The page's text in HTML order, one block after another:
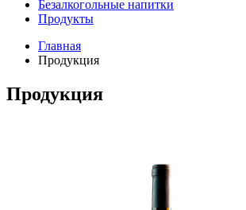
Безалкогольные напитки
Продукты
Главная
Продукция
Продукция